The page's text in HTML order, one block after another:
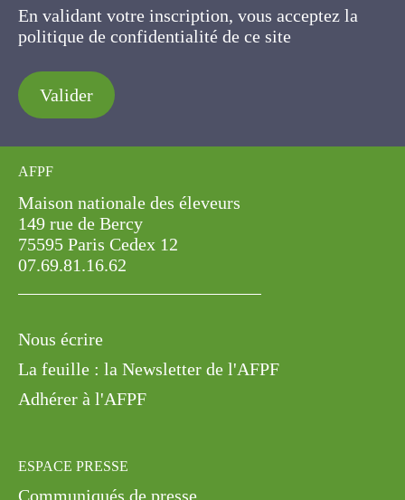
En validant votre inscription, vous acceptez la
politique de confidentialité de ce site
Valider
AFPF
Maison nationale des éleveurs
149 rue de Bercy
75595 Paris Cedex 12
07.69.81.16.62
Nous écrire
La feuille : la Newsletter de l'AFPF
Adhérer à l'AFPF
ESPACE PRESSE